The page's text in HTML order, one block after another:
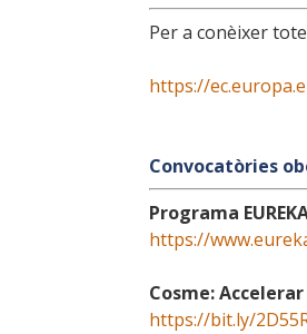
Per a conèixer
https://
Convocatòries
Programa
https://
Cosme:
https://bit.ly/